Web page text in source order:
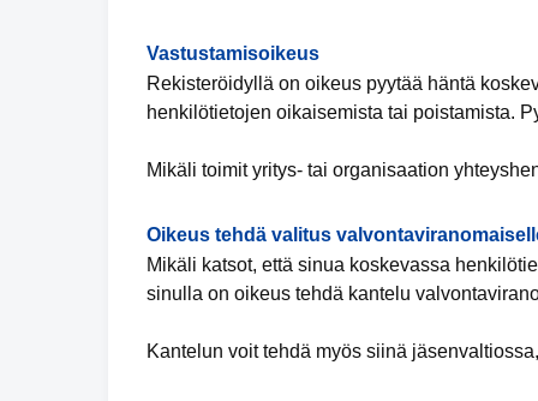
Vastustamisoikeus
Rekisteröidyllä on oikeus pyytää häntä
henkilötietojen oikaisemista tai poistamista.
Mikäli toimit yritys- tai organisaation
Oikeus tehdä valitus
Mikäli katsot, että sinua koskevassa
sinulla on oikeus tehdä kantelu
Kantelun voit tehdä myös siinä